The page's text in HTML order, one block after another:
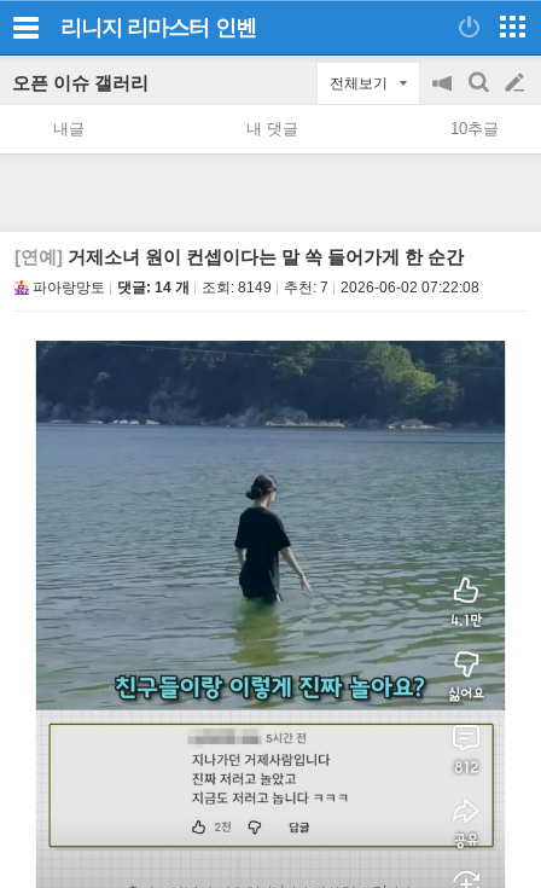
리니지 리마스터 인벤
오픈 이슈 갤러리 전체보기
공
지
on/off
검
색
글
쓰
내글 내 댓글 10추글
[연예] 거제소녀 원이 컨셉이다는 말 쏙 들어가게 한 순간
파아랑망토 댓글: 14 개 조회: 8149 추천: 7 2026-06-02 07:22:08